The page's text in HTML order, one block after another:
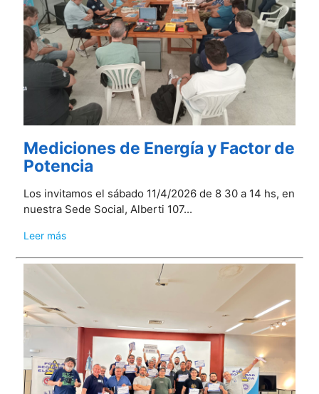
Mediciones de Energía y Factor de
Potencia
Los invitamos el sábado 11/4/2026 de 8 30 a 14 hs, en
nuestra Sede Social, Alberti 107...
Leer más